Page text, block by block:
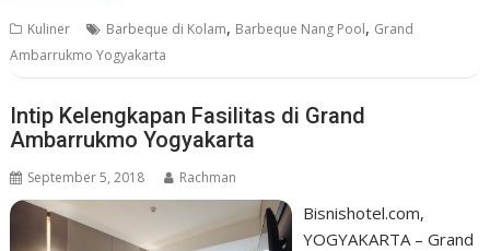
Kuliner Barbeque di Kolam, Barbeque Nang Pool, Grand
Ambarrukmo Yogyakarta
Intip Kelengkapan Fasilitas di Grand
Ambarrukmo Yogyakarta
September 5, 2018 Rachman
Bisnishotel.com,
YOGYAKARTA – Grand